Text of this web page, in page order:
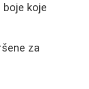
boje koje
za